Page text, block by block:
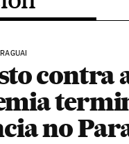
contra
no